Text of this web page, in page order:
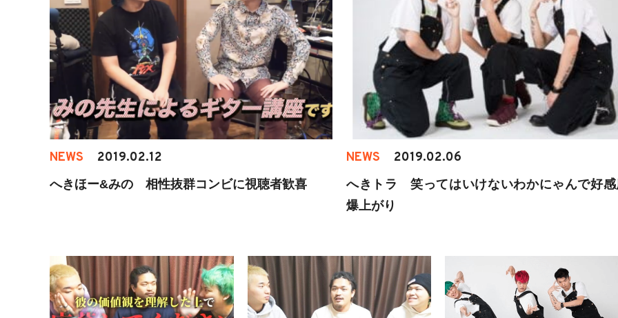
NEWS 2019.02.12
へきほー&みの 相性抜群コンビに視聴者歓喜
NEWS 2019.02.06
へきトラ 笑ってはいけないわかにゃんで好
爆上がり